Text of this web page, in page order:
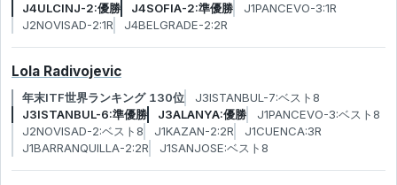
J4ULCINJ-2:優勝
J4SOFIA-2:準優勝
J1PANCEVO-3:1R
J2NOVISAD-2:1R
J4BELGRADE-2:2R
Lola Radivojevic
年末ITF世界ランキング 130位
J3ISTANBUL-7:ベスト8
J3ISTANBUL-6:準優勝
J3ALANYA:優勝
J1PANCEVO-3:ベスト8
J2NOVISAD-2:ベスト8
J1KAZAN-2:2R
J1CUENCA:3R
J1BARRANQUILLA-2:2R
J1SANJOSE:ベスト8